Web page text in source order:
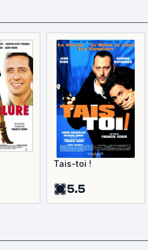
Tais-toi !
5.5